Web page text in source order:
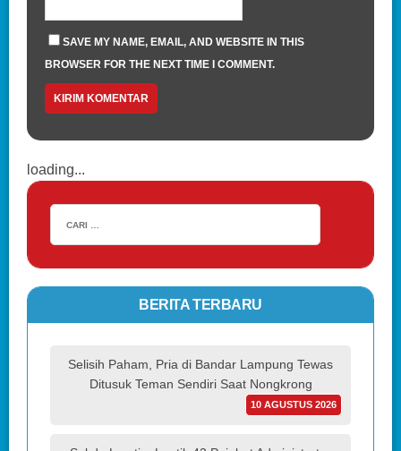
SAVE MY NAME, EMAIL, AND WEBSITE IN THIS
BROWSER FOR THE NEXT TIME I COMMENT.
loading...
BERITA TERBARU
Selisih Paham, Pria di Bandar Lampung Tewas
Ditusuk Teman Sendiri Saat Nongkrong
10 AGUSTUS 2026